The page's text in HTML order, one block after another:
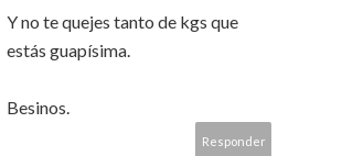
Y no te quejes tanto de kgs que
estás guapísima.
Besinos.
Responder